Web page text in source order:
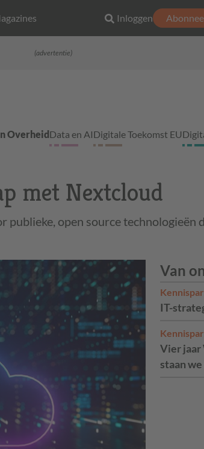
Inloggen
(advertentie)
Overheid Data en AIDigitale Toekomst EU
met Nextcloud
publieke, open source technologieën
Van
IT-
Vier jaar
staan we